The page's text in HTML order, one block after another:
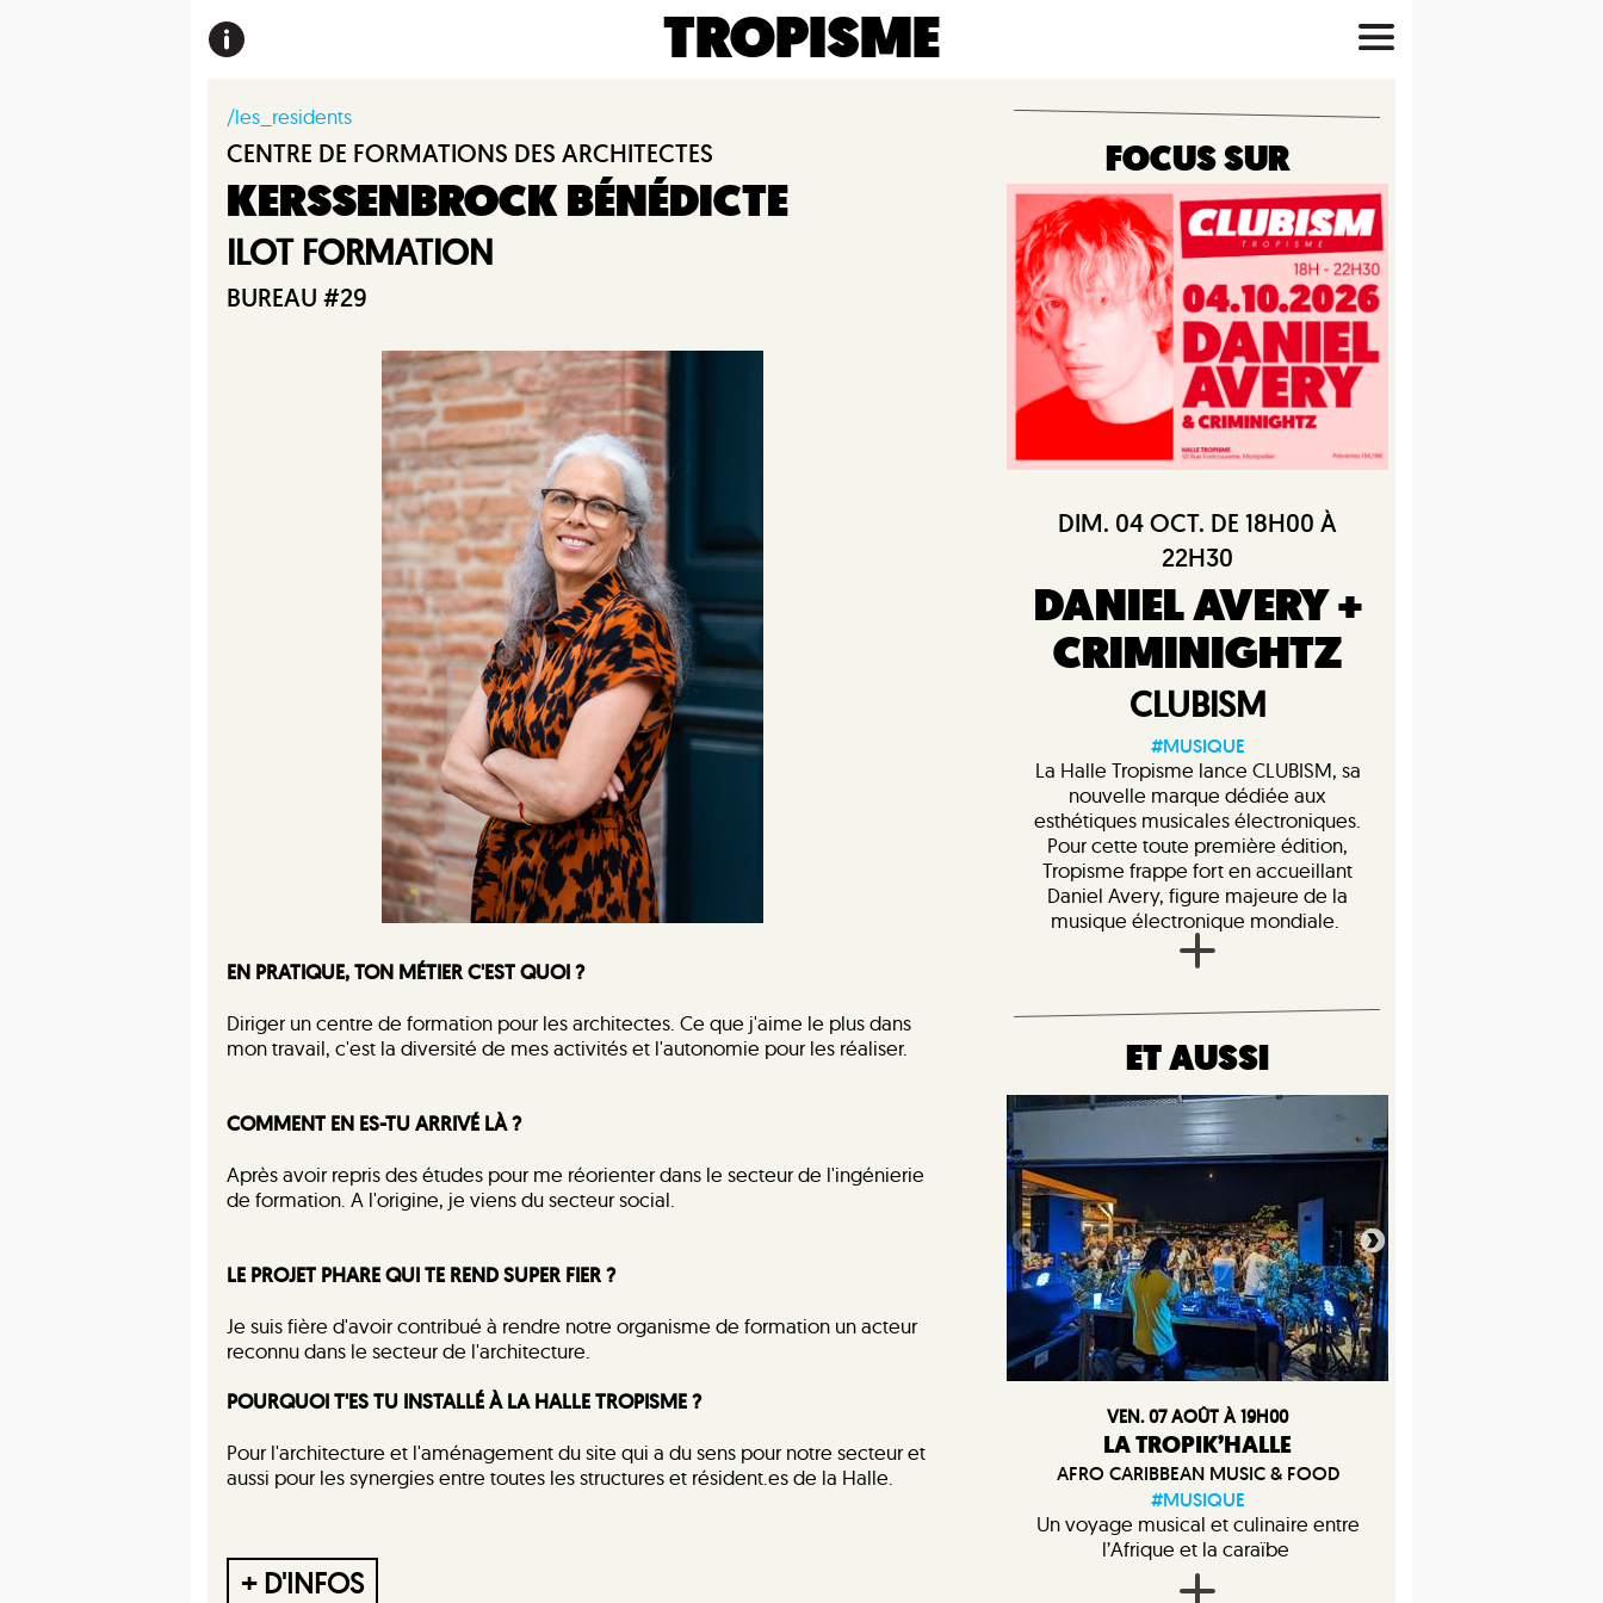
TROPISME
/les_residents
CENTRE DE FORMATIONS DES ARCHITECTES
KERSSENBROCK BÉNÉDICTE
ILOT FORMATION
BUREAU #29
EN PRATIQUE, TON MÉTIER C'EST QUOI ?
Diriger un centre de formation pour les architectes. Ce que j'aime le plus dans
mon travail, c'est la diversité de mes activités et l'autonomie pour les réaliser.
COMMENT EN ES-TU ARRIVÉ LÀ ?
Après avoir repris des études pour me réorienter dans le secteur de l'ingénierie
de formation. A l'origine, je viens du secteur social.
LE PROJET PHARE QUI TE REND SUPER FIER ?
Je suis fière d'avoir contribué à rendre notre organisme de formation un acteur
reconnu dans le secteur de l'architecture.
POURQUOI T'ES TU INSTALLÉ À LA HALLE TROPISME ?
Pour l'architecture et l'aménagement du site qui a du sens pour notre secteur et
aussi pour les synergies entre toutes les structures et résident.es de la Halle.
+ D'INFOS
FOCUS SUR
DIM. 04 OCT. DE 18H00 À
22H30
DANIEL AVERY +
CRIMINIGHTZ
CLUBISM
#MUSIQUE
La Halle Tropisme lance CLUBISM, sa
nouvelle marque dédiée aux
esthétiques musicales électroniques.
Pour cette toute première édition,
Tropisme frappe fort en accueillant
Daniel Avery, figure majeure de la
musique électronique mondiale.
ET AUSSI
VEN. 07 AOÛT À 19H00
LA TROPIK’HALLE
AFRO CARIBBEAN MUSIC & FOOD
#MUSIQUE
Un voyage musical et culinaire entre
l’Afrique et la caraïbe